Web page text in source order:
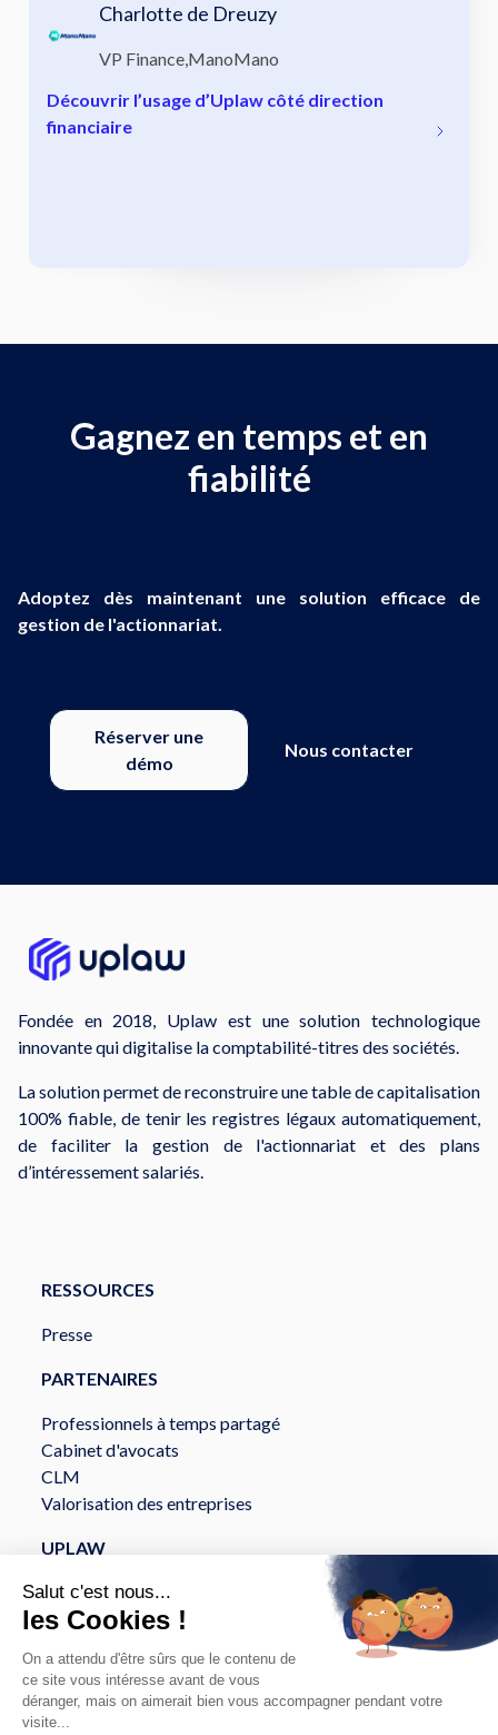
Charlotte de Dreuzy
VP Finance,ManoMano
Découvrir l’usage d’Uplaw côté direction
financiaire
Gagnez en temps et en
fiabilité
Adoptez dès maintenant une solution efficace de
gestion de l'actionnariat.
Réserver une
démo
Nous contacter
Fondée en 2018, Uplaw est une solution technologique
innovante qui digitalise la comptabilité-titres des sociétés.
La solution permet de reconstruire une table de capitalisation
100% fiable, de tenir les registres légaux automatiquement,
de faciliter la gestion de l'actionnariat et des plans
d’intéressement salariés.
RESSOURCES
Presse
PARTENAIRES
Professionnels à temps partagé
Cabinet d'avocats
CLM
Valorisation des entreprises
UPLAW
À propos
Services
API et intégration